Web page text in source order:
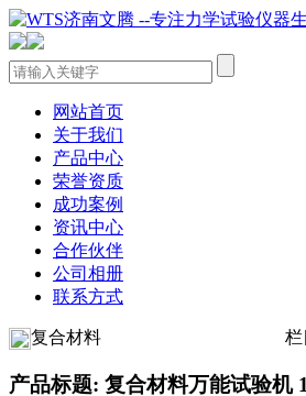
网站首页
关于我们
产品中心
荣誉资质
成功案例
资讯中心
合作伙伴
公司相册
联系方式
复合材料 栏
产品标题: 复合材料万能试验机